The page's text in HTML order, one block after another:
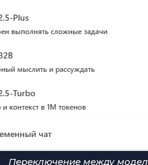
Переключение между